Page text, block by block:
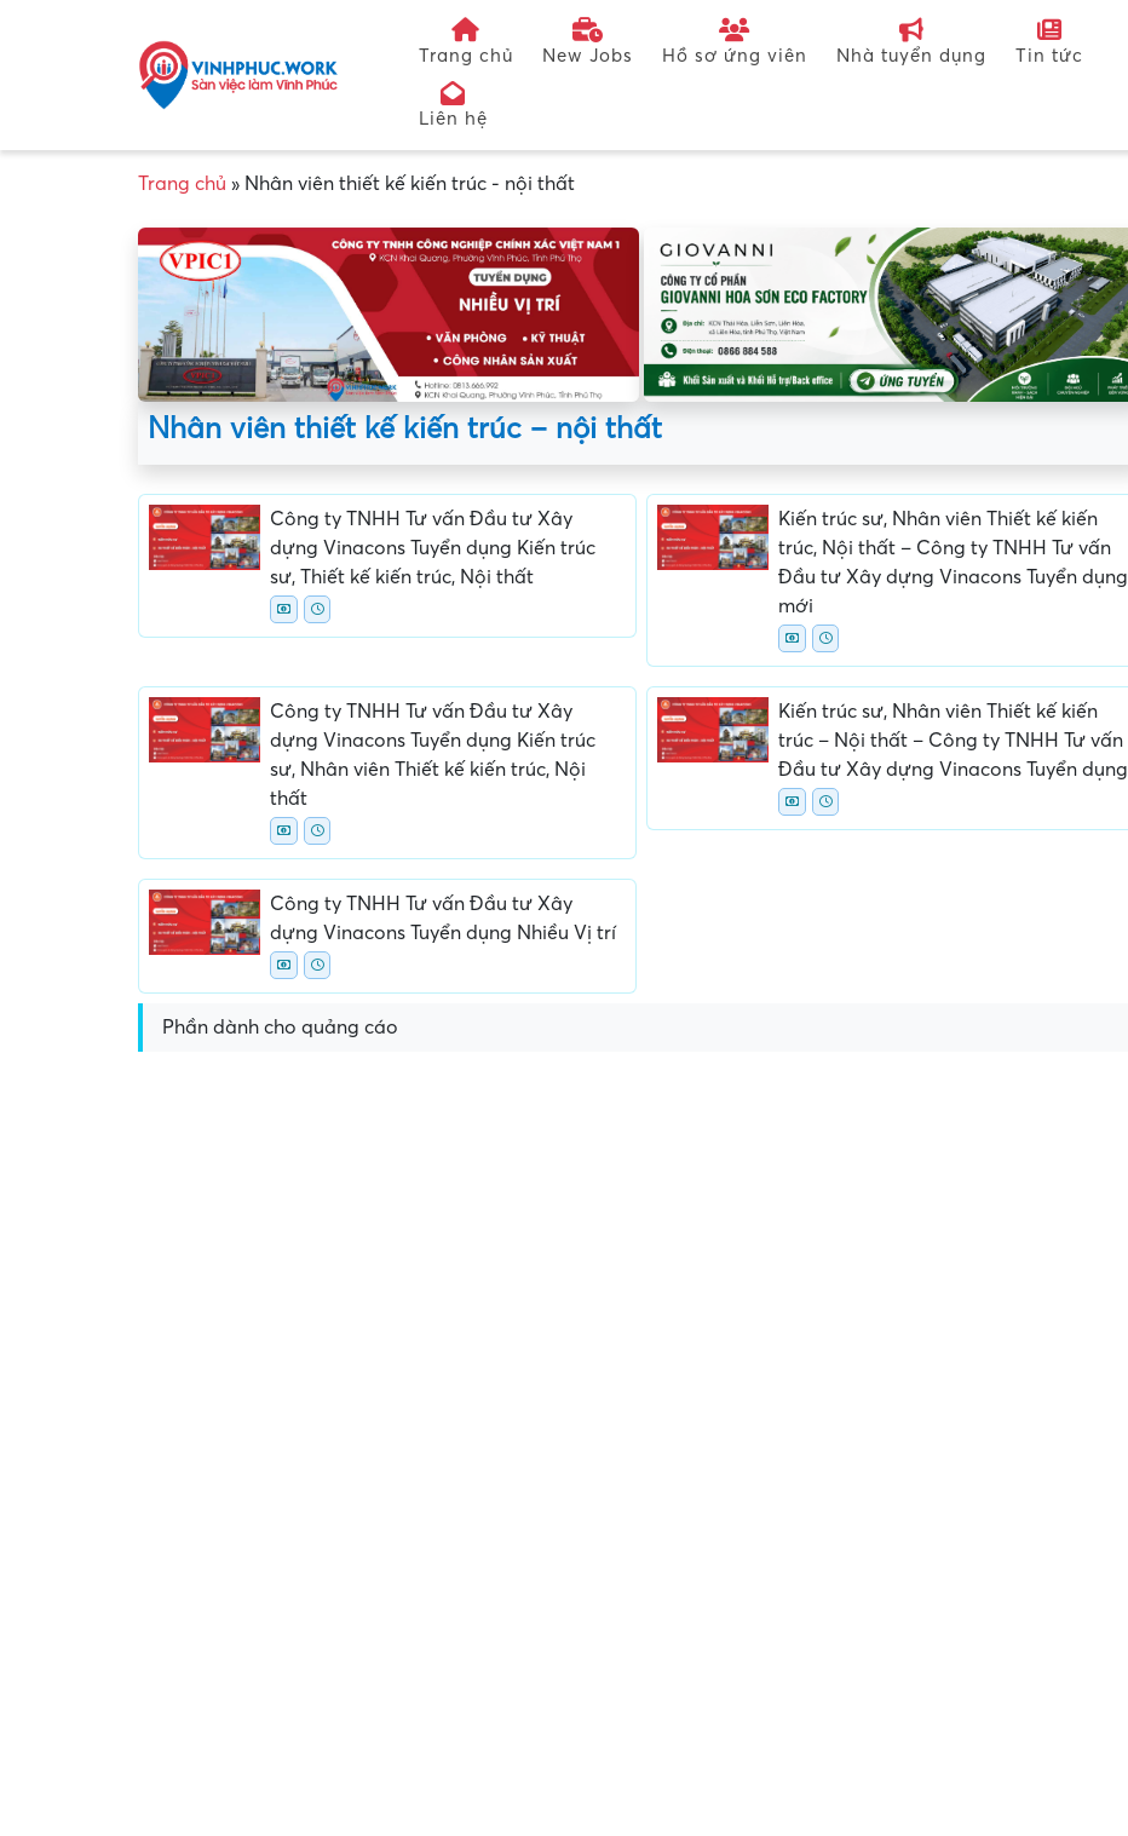
Trang chủ New Jobs Hồ sơ ứng viên Nhà tuyển dụng Tin tức
Liên hệ
Trang chủ » Nhân viên thiết kế kiến trúc - nội thất
Nhân viên thiết kế kiến trúc – nội thất
Công ty TNHH Tư vấn Đầu tư Xây
dựng Vinacons Tuyển dụng Kiến trúc
sư, Thiết kế kiến trúc, Nội thất
Kiến trúc sư, Nhân viên Thiết kế kiến
trúc, Nội thất – Công ty TNHH Tư vấn
Đầu tư Xây dựng Vinacons Tuyển dụng
mới
Công ty TNHH Tư vấn Đầu tư Xây
dựng Vinacons Tuyển dụng Kiến trúc
sư, Nhân viên Thiết kế kiến trúc, Nội
thất
Kiến trúc sư, Nhân viên Thiết kế kiến
trúc – Nội thất – Công ty TNHH Tư vấn
Đầu tư Xây dựng Vinacons Tuyển dụng
Công ty TNHH Tư vấn Đầu tư Xây
dựng Vinacons Tuyển dụng Nhiều Vị trí
Phần dành cho quảng cáo
Yêu cầu ký kết giấy tờ không rõ
ràng hoặc nộp giấy tờ gốc